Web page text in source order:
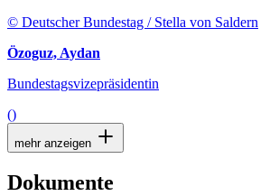
© Deutscher Bundestag / Stella von Saldern
Özoguz, Aydan
Bundestagsvizepräsidentin
()
mehr anzeigen
Dokumente